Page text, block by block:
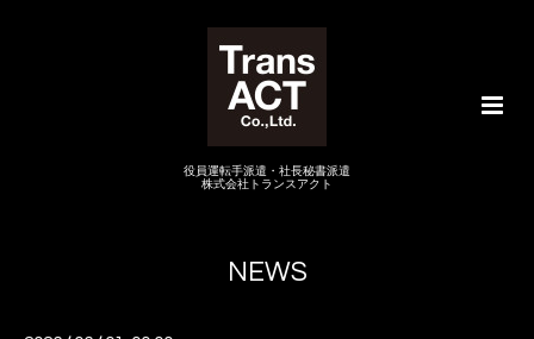
役員運転手派遣・社長秘書派遣
株式会社トランスアクト
NEWS